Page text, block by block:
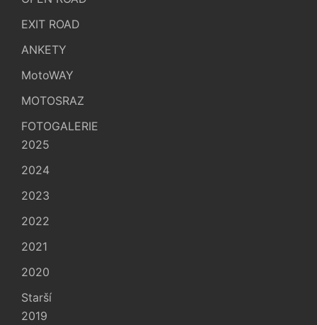
EXIT ROAD
ANKETY
MotoWAY
MOTOSRAZ
FOTOGALERIE
2025
2024
2023
2022
2021
2020
Starší
2019